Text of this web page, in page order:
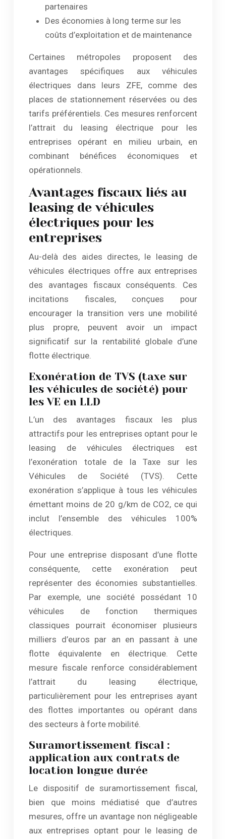
partenaires
Des économies à long terme sur les
coûts d’exploitation et de maintenance
Certaines métropoles proposent des
avantages spécifiques aux véhicules
électriques dans leurs ZFE, comme des
places de stationnement réservées ou des
tarifs préférentiels. Ces mesures renforcent
l’attrait du leasing électrique pour les
entreprises opérant en milieu urbain, en
combinant bénéfices économiques et
opérationnels.
Avantages fiscaux liés au
leasing de véhicules
électriques pour les
entreprises
Au-delà des aides directes, le leasing de
véhicules électriques offre aux entreprises
des avantages fiscaux conséquents. Ces
incitations fiscales, conçues pour
encourager la transition vers une mobilité
plus propre, peuvent avoir un impact
significatif sur la rentabilité globale d’une
flotte électrique.
Exonération de TVS (taxe sur
les véhicules de société) pour
les VE en LLD
L’un des avantages fiscaux les plus
attractifs pour les entreprises optant pour le
leasing de véhicules électriques est
l’exonération totale de la Taxe sur les
Véhicules de Société (TVS). Cette
exonération s’applique à tous les véhicules
émettant moins de 20 g/km de CO2, ce qui
inclut l’ensemble des véhicules 100%
électriques.
Pour une entreprise disposant d’une flotte
conséquente, cette exonération peut
représenter des économies substantielles.
Par exemple, une société possédant 10
véhicules de fonction thermiques
classiques pourrait économiser plusieurs
milliers d’euros par an en passant à une
flotte équivalente en électrique. Cette
mesure fiscale renforce considérablement
l’attrait du leasing électrique,
particulièrement pour les entreprises ayant
des flottes importantes ou opérant dans
des secteurs à forte mobilité.
Suramortissement fiscal :
application aux contrats de
location longue durée
Le dispositif de suramortissement fiscal,
bien que moins médiatisé que d’autres
mesures, offre un avantage non négligeable
aux entreprises optant pour le leasing de